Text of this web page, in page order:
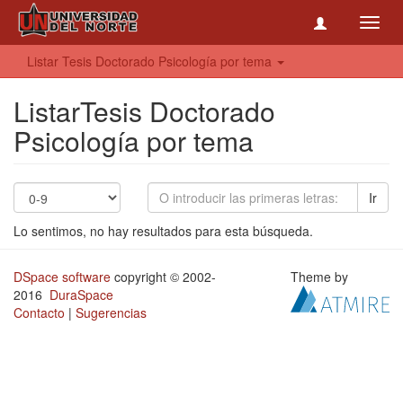
Listar Tesis Doctorado Psicología por tema
ListarTesis Doctorado
Psicología por tema
Ir
Lo sentimos, no hay resultados para esta búsqueda.
DSpace software copyright © 2002-
2016 DuraSpace
Contacto | Sugerencias
Theme by